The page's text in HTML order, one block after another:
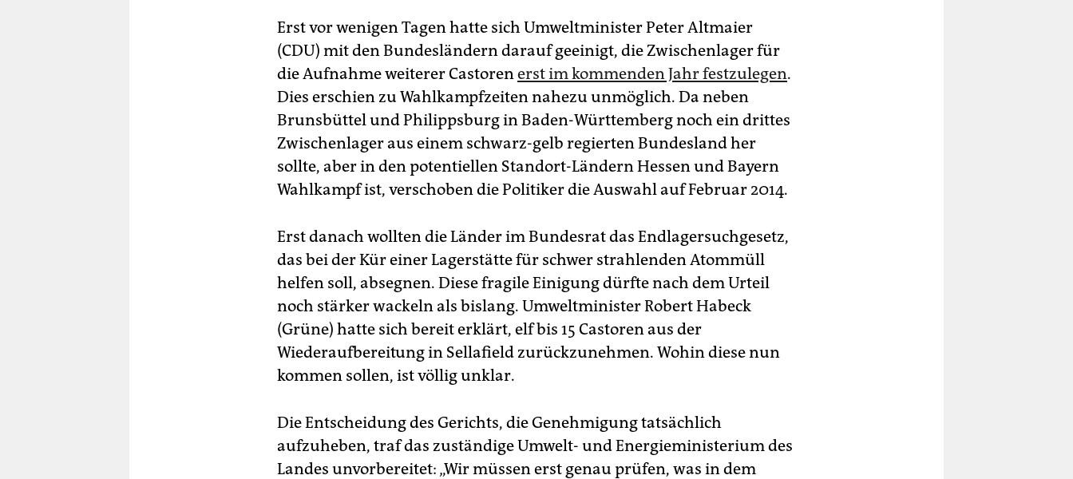
Erst vor wenigen Tagen hatte sich Umweltminister Peter Altmaier
(CDU) mit den Bundesländern darauf geeinigt, die Zwischenlager für
die Aufnahme weiterer Castorenerst im kommenden Jahr festzulegen.
Dies erschien zu Wahlkampfzeiten nahezu unmöglich. Da neben
Brunsbüttel und Philippsburg in Baden-Württemberg noch ein drittes
Zwischenlager aus einem schwarz-gelb regierten Bundesland her
sollte, aber in den potentiellen Standort-Ländern Hessen und Bayern
Wahlkampf ist, verschoben die Politiker die Auswahl auf Februar 2014.
Erst danach wollten die Länder im Bundesrat das Endlagersuchgesetz,
das bei der Kür einer Lagerstätte für schwer strahlenden Atommüll
helfen soll, absegnen. Diese fragile Einigung dürfte nach dem Urteil
noch stärker wackeln als bislang. Umweltminister Robert Habeck
(Grüne) hatte sich bereit erklärt, elf bis 15 Castoren aus der
Wiederaufbereitung in Sellafield zurückzunehmen. Wohin diese nun
kommen sollen, ist völlig unklar.
Die Entscheidung des Gerichts, die Genehmigung tatsächlich
aufzuheben, traf das zuständige Umwelt- und Energieministerium des
Landes unvorbereitet: „Wir müssen erst genau prüfen, was in dem